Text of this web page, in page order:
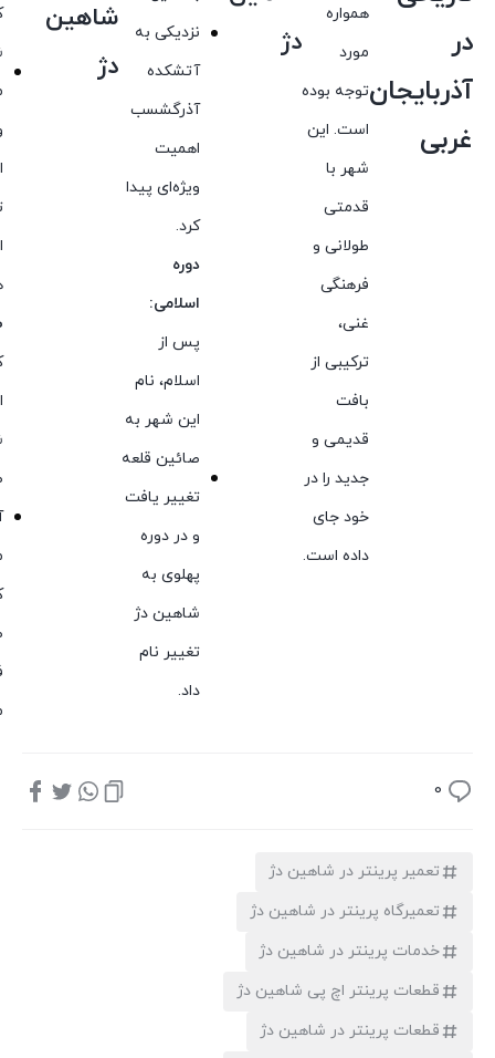
در
آذربایجان
غربی
همواره
مورد
توجه بوده
است. این
شهر با
قدمتی
طولانی و
فرهنگی
غنی،
ترکیبی از
بافت
قدیمی و
جدید را در
خود جای
داده است.
دژ
نزدیکی به
آتشکده
آذرگشسب
اهمیت
ویژه‌ای پیدا
کرد.
دوره
اسلامی:
پس از
اسلام، نام
این شهر به
صائین قلعه
تغییر یافت
و در دوره
پهلوی به
شاهین دژ
تغییر نام
داد.
شاهین
دژ
0
تعمیر پرینتر در شاهین دژ
تعمیرگاه پرینتر در شاهین دژ
خدمات پرینتر در شاهین دژ
قطعات پرینتر اچ پی شاهین دژ
قطعات پرینتر در شاهین دژ